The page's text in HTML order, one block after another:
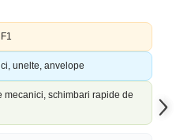
unelte, anvelope
mecanici, schimbari rapide de